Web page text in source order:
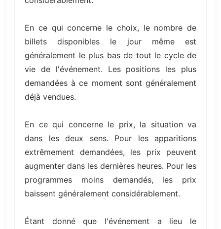
En ce qui concerne le choix, le nombre de
billets disponibles le jour même est
généralement le plus bas de tout le cycle de
vie de l'événement. Les positions les plus
demandées à ce moment sont généralement
déjà vendues.
En ce qui concerne le prix, la situation va
dans les deux sens. Pour les apparitions
extrêmement demandées, les prix peuvent
augmenter dans les dernières heures. Pour les
programmes moins demandés, les prix
baissent généralement considérablement.
Étant donné que l'événement a lieu le